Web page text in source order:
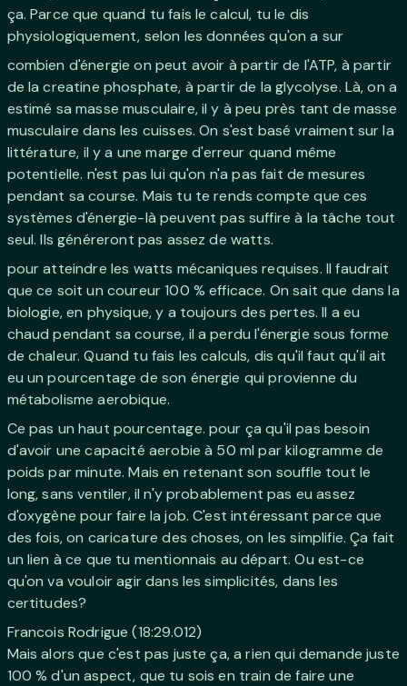
ça. Parce que quand tu fais le calcul, tu le dis
physiologiquement, selon les données qu'on a sur
combien d'énergie on peut avoir à partir de l'ATP, à partir
de la creatine phosphate, à partir de la glycolyse. Là, on a
estimé sa masse musculaire, il y à peu près tant de masse
musculaire dans les cuisses. On s'est basé vraiment sur la
littérature, il y a une marge d'erreur quand même
potentielle. n'est pas lui qu'on n'a pas fait de mesures
pendant sa course. Mais tu te rends compte que ces
systèmes d'énergie-là peuvent pas suffire à la tâche tout
seul. Ils généreront pas assez de watts.
pour atteindre les watts mécaniques requises. Il faudrait
que ce soit un coureur 100 % efficace. On sait que dans la
biologie, en physique, y a toujours des pertes. Il a eu
chaud pendant sa course, il a perdu l'énergie sous forme
de chaleur. Quand tu fais les calculs, dis qu'il faut qu'il ait
eu un pourcentage de son énergie qui provienne du
métabolisme aerobique.
Ce pas un haut pourcentage. pour ça qu'il pas besoin
d'avoir une capacité aerobie à 50 ml par kilogramme de
poids par minute. Mais en retenant son souffle tout le
long, sans ventiler, il n'y probablement pas eu assez
d'oxygène pour faire la job. C'est intéressant parce que
des fois, on caricature des choses, on les simplifie. Ça fait
un lien à ce que tu mentionnais au départ. Ou est-ce
qu'on va vouloir agir dans les simplicités, dans les
certitudes?
Francois Rodrigue (18:29.012)
Mais alors que c'est pas juste ça, a rien qui demande juste
100 % d'un aspect, que tu sois en train de faire une